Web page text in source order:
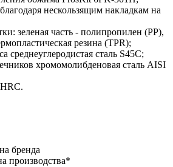
нескользящим накладкам на
зеленая часть - полипропилен (PP),
резина (TPR);
среднеуглеродистая сталь S45C;
хромомолибденовая сталь AISI
бренда
производства*